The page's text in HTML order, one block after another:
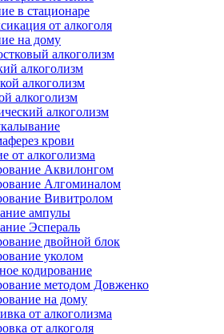
в стационаре
от алкоголя
на дому
алкоголизм
алкоголизм
алкоголизм
алкоголизм
алкоголизм
крови
от алкоголизма
Аквилонгом
Алгоминалом
Вивитролом
ампулы
Эспераль
двойной блок
уколом
кодирование
методом Довженко
на дому
от алкоголизма
от алкоголя